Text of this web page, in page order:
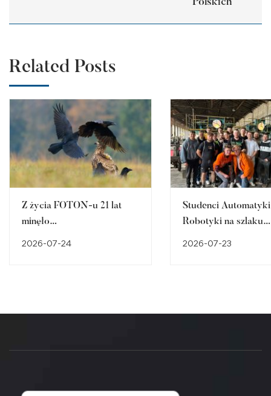
Polskich
Related Posts
Z życia FOTON-u 21 lat
minęło…
2026-07-24
Studenci
Robotyki na szlaku
2026-07-23